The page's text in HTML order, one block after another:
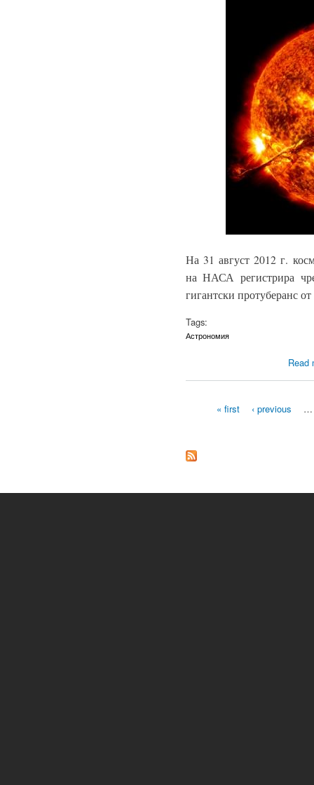
На 31 август 2012 г.
на НАСА регистрира
гигантски протуберанс
Tags:
Астрономия
Read
« first ‹ previous …